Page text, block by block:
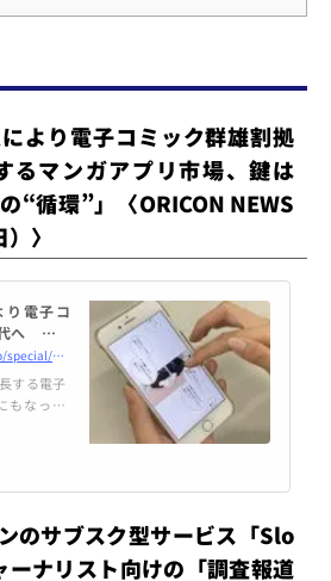
より電子コミック群雄割拠
るマンガアプリ市場、鍵は
“循環”」〈ORICON NEWS
〉
り電子コ
へ 苛烈
、鍵は
”」
https://www.oricon.co.jp/special/56998/
する電子
もなった
広がりを
場を牽引
天ブック
やLINEマ
アプリだ
のサブスク型サービス「Slo
ナリスト向けの「調査報道